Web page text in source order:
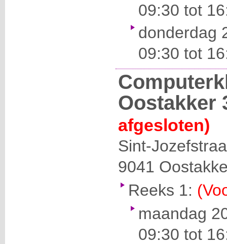
09:30 tot
donderdag
09:30 tot
Oostakker
afgesloten)
Sint-
9041
Reeks 1:
maandag
09:30 tot